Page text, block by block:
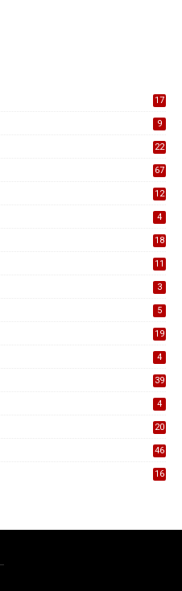
17
9
22
67
12
4
18
11
3
5
19
4
39
4
20
46
16